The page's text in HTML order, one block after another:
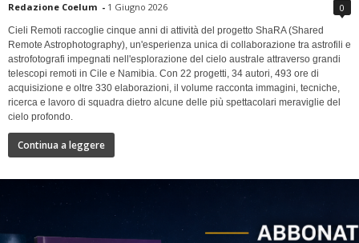
Redazione Coelum - 1 Giugno 2026 0
Cieli Remoti raccoglie cinque anni di attività del progetto ShaRA (Shared
Remote Astrophotography), un'esperienza unica di collaborazione tra astrofili e
astrofotografi impegnati nell'esplorazione del cielo australe attraverso grandi
telescopi remoti in Cile e Namibia. Con 22 progetti, 34 autori, 493 ore di
acquisizione e oltre 330 elaborazioni, il volume racconta immagini, tecniche,
ricerca e lavoro di squadra dietro alcune delle più spettacolari meraviglie del
cielo profondo.
Continua a leggere